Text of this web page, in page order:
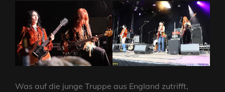
Was auf die junge Truppe aus England zutrifft,